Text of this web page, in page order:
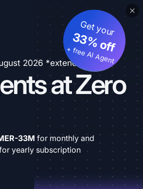
2026 *extended
at Zero
Get your
33% off
+ free AI Agent
33M for monthly and
yearly subscription